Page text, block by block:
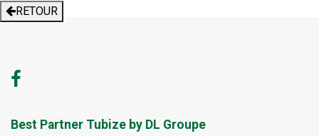
RETOUR
Best Partner Tubize by DL Groupe